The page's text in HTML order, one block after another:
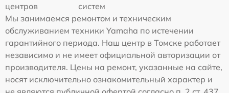
центров
систем
Мы занимаемся ремонтом и техническим
обслуживанием техники Yamaha по истечении
гарантийного периода. Наш центр в Томске работает
независимо и не имеет официальной авторизации от
производителя. Цены на ремонт, указанные на сайте,
носят исключительно ознакомительный характер и